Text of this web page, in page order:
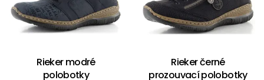
Rieker modré
polobotky
Rieker černé
prozouvací polobotky